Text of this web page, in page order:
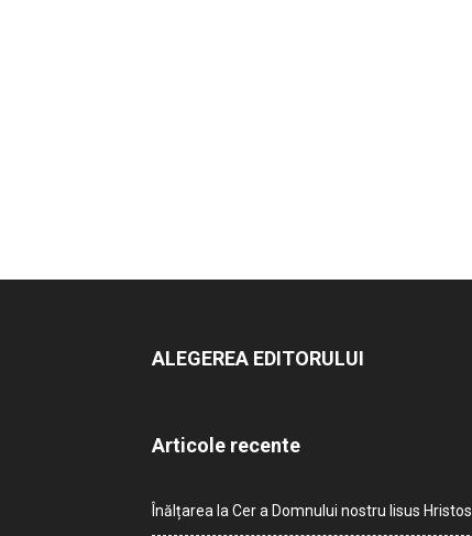
ALEGEREA EDITORULUI
Articole recente
Înălțarea la Cer a Domnului nostru Iisus Hristos